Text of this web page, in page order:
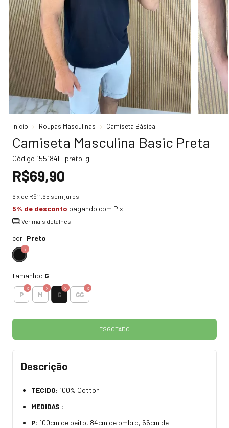
Início Roupas Masculinas Camiseta Básica
Camiseta Masculina Basic Preta
Código 155184L-preto-g
R$69,90
6 x de R$11,65 sem juros
5% de desconto pagando com Pix
Ver mais detalhes
cor: Preto
tamanho: G
P M G GG
Descrição
TECIDO: 100% Cotton
MEDIDAS :
P: 100cm de peito, 84cm de ombro, 66cm de